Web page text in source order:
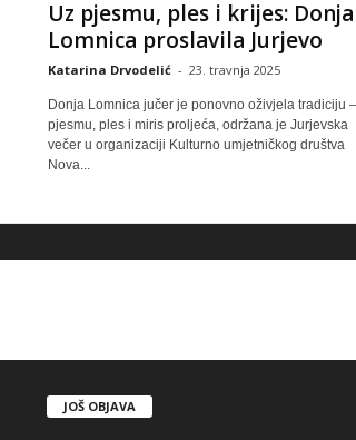
Uz pjesmu, ples i krijes: Donja
Lomnica proslavila Jurjevo
Katarina Drvodelić - 23. travnja 2025
Donja Lomnica jučer je ponovno oživjela tradiciju
pjesmu, ples i miris proljeća, održana je Jurjevska
večer u organizaciji Kulturno umjetničkog društva
Nova...
JOŠ OBJAVA